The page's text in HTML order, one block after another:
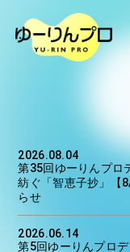
2026.08.04
第35回ゆーりんプロ
紡ぐ「智恵子抄」【
らせ
2026.06.14
第5回ゆーりんプロ